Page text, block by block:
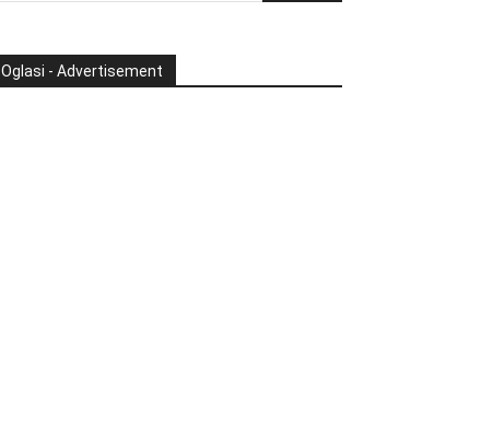
Oglasi - Advertisement